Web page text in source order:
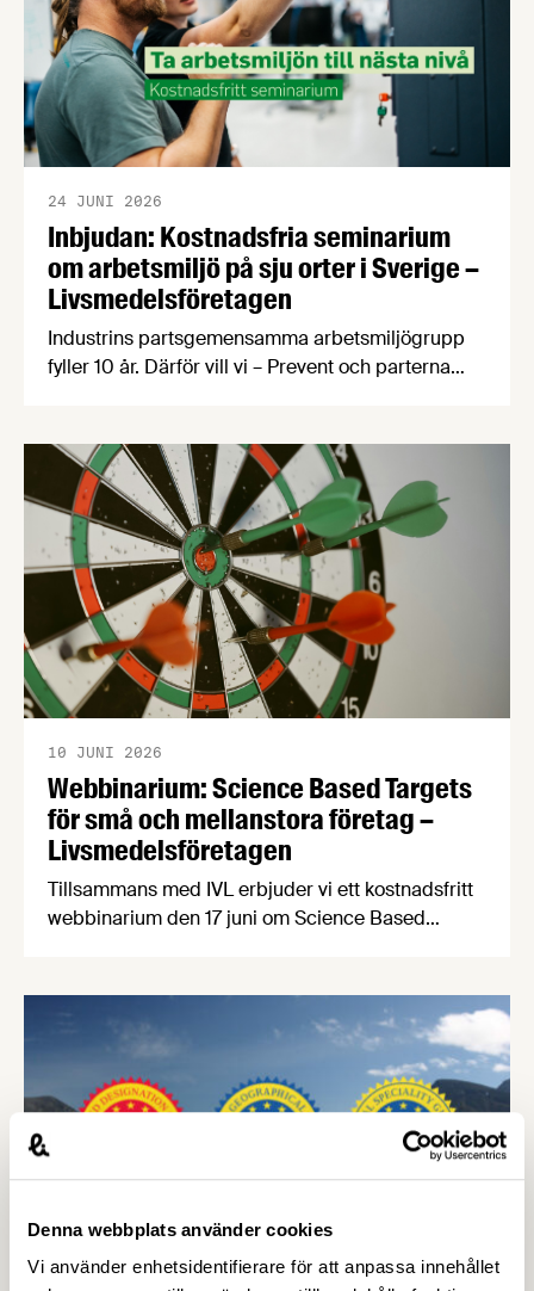
Denna webbplats använder cookies
Vi använder enhetsidentifierare för att anpassa innehållet
Inbjudan: Kostnadsfria seminarium
om arbetsmiljö på sju orter i Sverige –
Livsmedelsföretagen
24 JUNI 2026
Industrins partsgemensamma arbetsmiljögrupp
fyller 10 år. Därför vill vi – Prevent och parterna
halvdagsseminarium om arbetsmiljö.
Seminarierna äger rum i höst på sju olika orter.
Under seminariet kommer du att få med dig ett
antal nyttiga verktyg genom att vi varvar
föreläsningspass med …
Webbinarium: Science Based Targets
för små och mellanstora företag –
Livsmedelsföretagen
10 JUNI 2026
Tillsammans med IVL erbjuder vi ett kostnadsfritt
webbinarium den 17 juni om Science Based
företagets position, öka förtroendet hos kunder
och samarbetspartners och göra det lättare att
möta nya krav i värdekedjan. Kraven på hållbarhet
ökar snabbt – från kunder, investerare och större
företag. …